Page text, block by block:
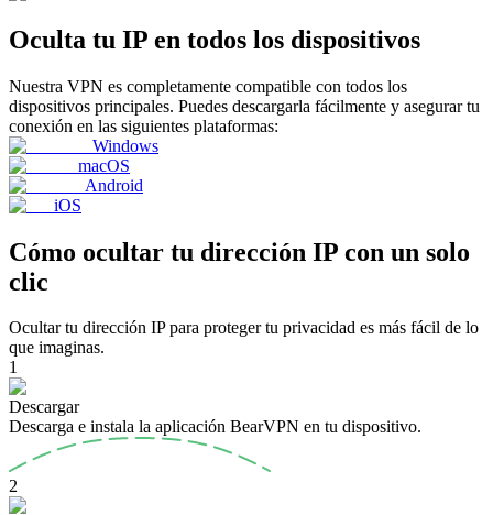
Oculta tu IP en todos los dispositivos
Nuestra VPN es completamente compatible con todos los
dispositivos principales. Puedes descargarla fácilmente y asegurar tu
conexión en las siguientes plataformas:
Windows
macOS
Android
iOS
Cómo ocultar tu dirección IP con un solo
clic
Ocultar tu dirección IP para proteger tu privacidad es más fácil de lo
que imaginas.
1
Descargar
Descarga e instala la aplicación BearVPN en tu dispositivo.
2